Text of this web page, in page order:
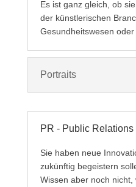
Es ist ganz gleich, ob
der künstlerischen
Gesundheitswesen oder
Portraits
PR - Public Relations
Sie haben neue
zukünftig begeistern
Wissen aber noch nicht,